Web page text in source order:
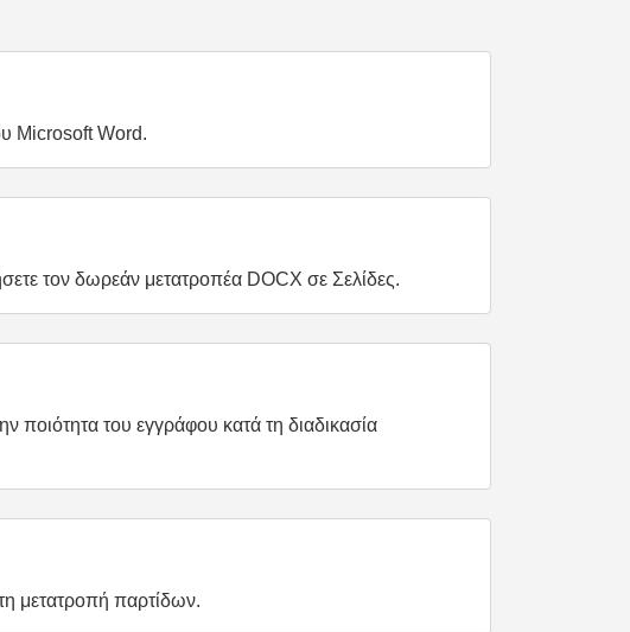
Microsoft Word.
τον δωρεάν μετατροπέα DOCX σε Σελίδες.
ποιότητα του εγγράφου κατά τη διαδικασία
μετατροπή παρτίδων.